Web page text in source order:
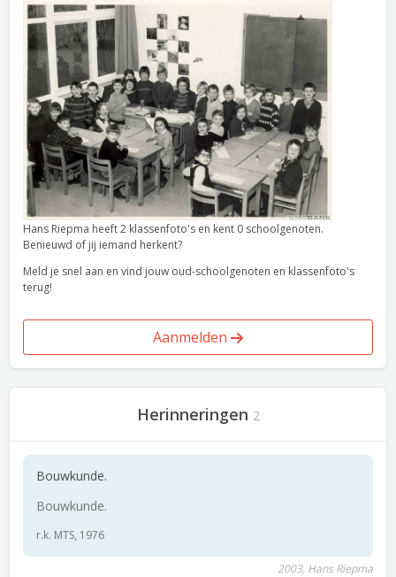
Hans Riepma heeft 2 klassenfoto's en kent 0 schoolgenoten.
Benieuwd of jij iemand herkent?
Meld je snel aan en vind jouw oud-schoolgenoten en klassenfoto's
terug!
Aanmelden
Herinneringen 2
Bouwkunde.
Bouwkunde.
r.k. MTS, 1976
2003, Hans Riepma